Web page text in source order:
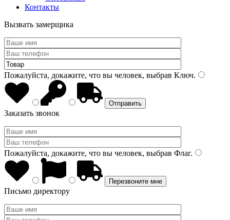
Контакты
Вызвать замерщика
Пожалуйста, докажите, что вы человек, выбрав Ключ.
Заказать звонок
Пожалуйста, докажите, что вы человек, выбрав Флаг.
Письмо директору